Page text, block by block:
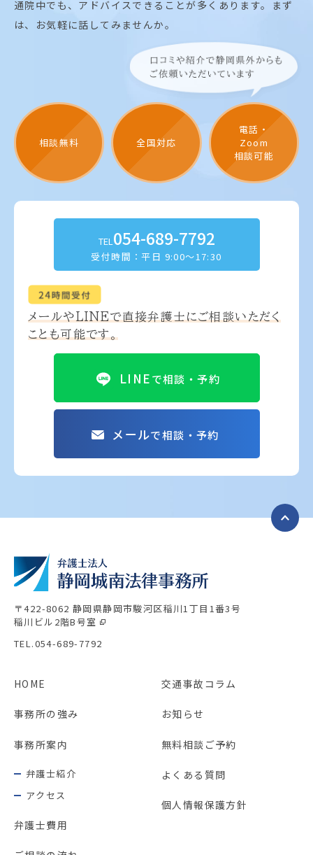
通院中でも、アドバイスできることが多くあります。まず
は、お気軽に話してみませんか。
相談無料 全国対応
電話・
Zoom
相談可能
TEL 054-689-7792
受付時間：平日 9:00～17:30
メールやLINEで直接弁護士にご相談いただく
ことも可能です。
LINEで相談・予約
メールで相談・予約
〒422-8062 静岡県静岡市駿河区稲川1丁目1番3号
稲川ビル2階B号室
TEL.054-689-7792
HOME
事務所の強み
事務所案内
弁護士紹介
アクセス
弁護士費用
交通事故コラム
お知らせ
無料相談ご予約
よくある質問
個人情報保護方針